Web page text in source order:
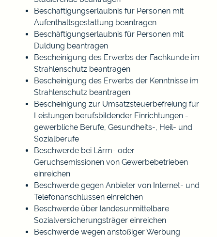
Beschäftigungserlaubnis für Personen mit
Aufenthaltsgestattung beantragen
Beschäftigungserlaubnis für Personen mit
Duldung beantragen
Bescheinigung des Erwerbs der Fachkunde im
Strahlenschutz beantragen
Bescheinigung des Erwerbs der Kenntnisse im
Strahlenschutz beantragen
Bescheinigung zur Umsatzsteuerbefreiung für
Leistungen berufsbildender Einrichtungen -
gewerbliche Berufe, Gesundheits-, Heil- und
Sozialberufe
Beschwerde bei Lärm- oder
Geruchsemissionen von Gewerbebetrieben
einreichen
Beschwerde gegen Anbieter von Internet- und
Telefonanschlüssen einreichen
Beschwerde über landesunmittelbare
Sozialversicherungsträger einreichen
Beschwerde wegen anstößiger Werbung